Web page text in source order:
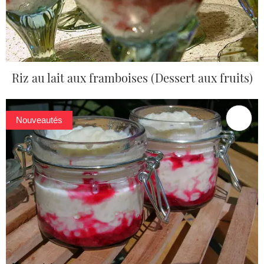
Riz au lait aux framboises (Dessert aux fruits)
Nouveautés